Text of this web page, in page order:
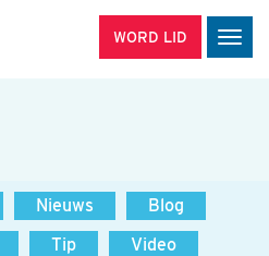
WORD LID
Nieuws
Blog
Tip
Video